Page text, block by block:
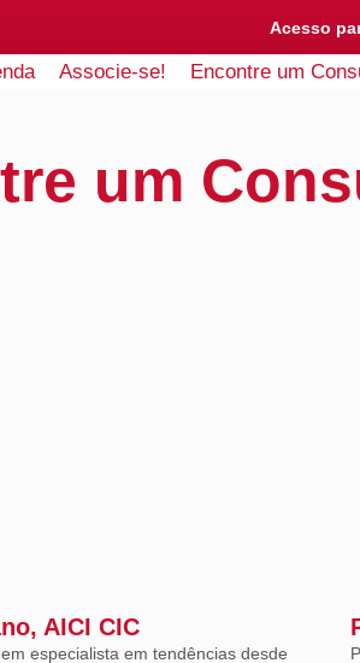
Acesso
Associe-se! Encontre um
um
AICI CIC
especialista em tendências desde